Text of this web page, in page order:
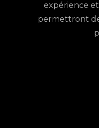
expérience
permettront